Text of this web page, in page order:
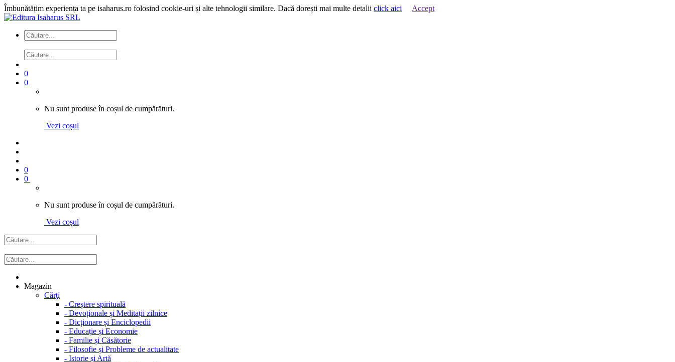
Îmbunătățim experiența ta pe isaharus.ro folosind cookie-uri și alte tehnologii similare. Dacă dorești mai multe detalii click aici Accept
0
0
Nu sunt produse în coșul de cumpărături.
Vezi coșul
0
0
Nu sunt produse în coșul de cumpărături.
Vezi coșul
Magazin
Cărţi
- Creștere spirituală
- Devoționale și Meditații zilnice
- Dicționare și Enciclopedii
- Educație și Economie
- Familie și Căsătorie
- Filosofie și Probleme de actualitate
- Istorie și Artă